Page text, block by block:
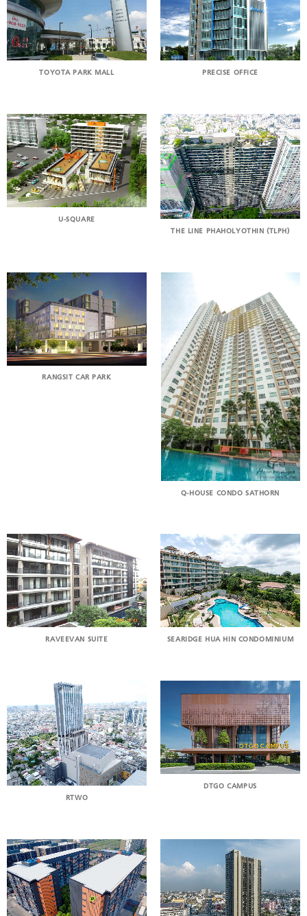
TOYOTA PARK MALL PRECISE OFFICE
U-SQUARE
THE LINE PHAHOLYOTHIN (TLPH)
RANGSIT CAR PARK
Q-HOUSE CONDO SATHORN
RAVEEVAN SUITE SEARIDGE HUA HIN CONDOMINIUM
RTWO
DTGO CAMPUS